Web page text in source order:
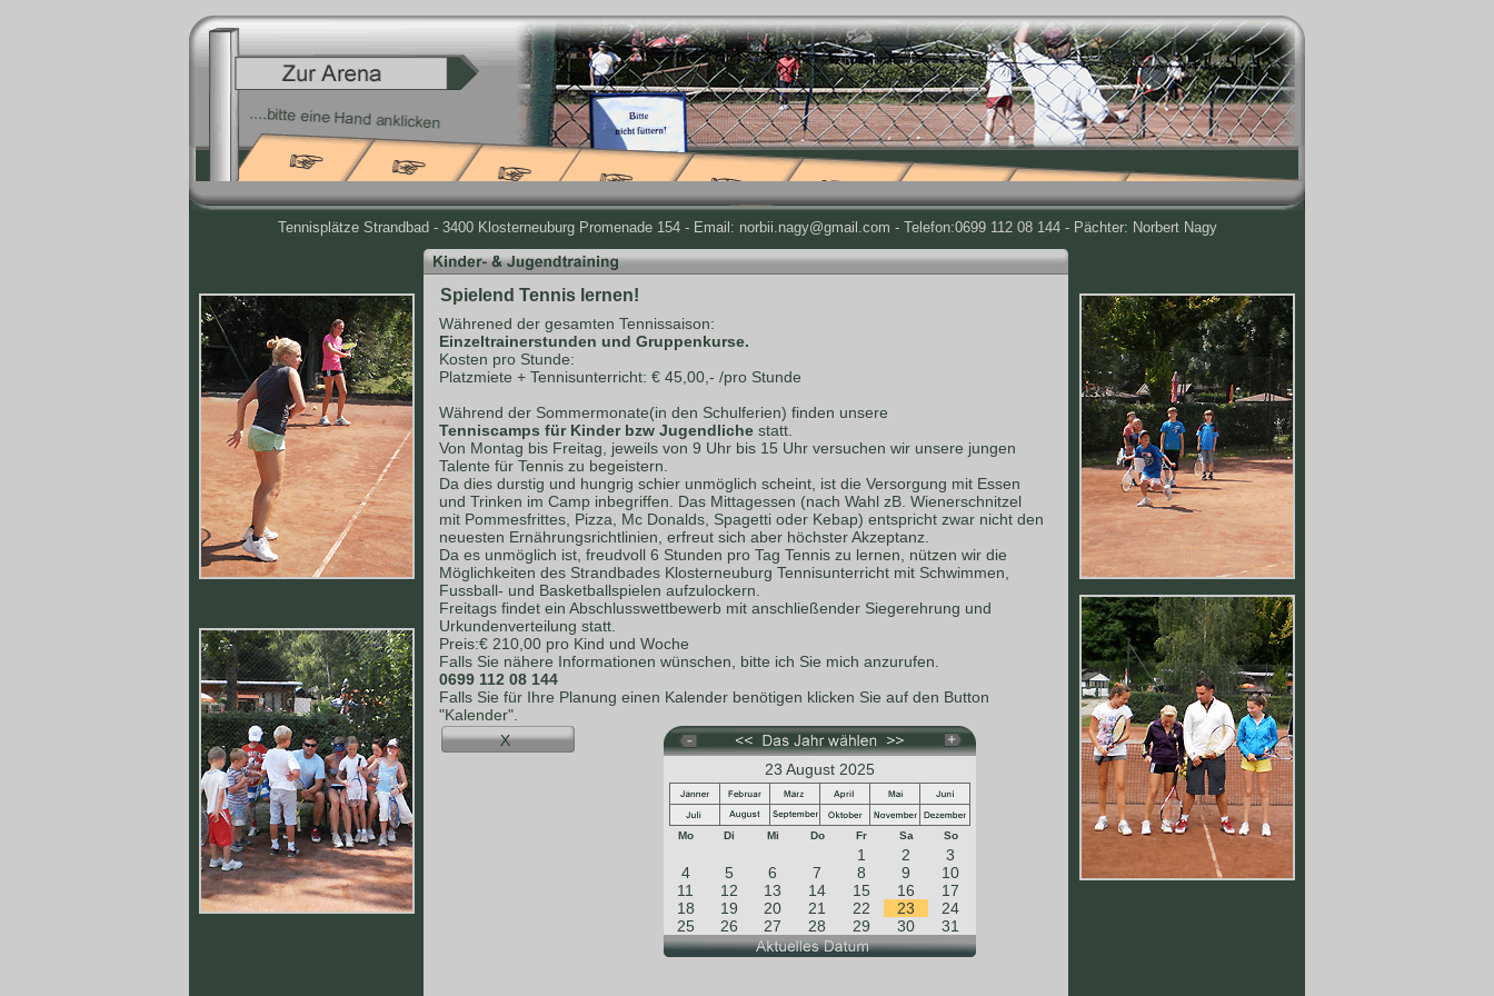
Tennisplätze Strandbad - 3400 Klosterneuburg Promenade 154 - Email: norbii.nagy@gmail.com - Telefon:0699 112 08 144 - Pächter: Norbert Nagy
Spielend Tennis lernen!
Währened der gesamten Tennissaison:
Einzeltrainerstunden und Gruppenkurse.
Kosten pro Stunde:
Platzmiete + Tennisunterricht: € 45,00,- /pro Stunde
Während der Sommermonate(in den Schulferien) finden unsere
Tenniscamps für Kinder bzw Jugendliche statt.
Von Montag bis Freitag, jeweils von 9 Uhr bis 15 Uhr versuchen wir unsere jungen
Talente für Tennis zu begeistern.
Da dies durstig und hungrig schier unmöglich scheint, ist die Versorgung mit Essen
und Trinken im Camp inbegriffen. Das Mittagessen (nach Wahl zB. Wienerschnitzel
mit Pommesfrittes, Pizza, Mc Donalds, Spagetti oder Kebap) entspricht zwar nicht den
neuesten Ernährungsrichtlinien, erfreut sich aber höchster Akzeptanz.
Da es unmöglich ist, freudvoll 6 Stunden pro Tag Tennis zu lernen, nützen wir die
Möglichkeiten des Strandbades Klosterneuburg Tennisunterricht mit Schwimmen,
Fussball- und Basketballspielen aufzulockern.
Freitags findet ein Abschlusswettbewerb mit anschließender Siegerehrung und
Urkundenverteilung statt.
Preis:€ 210,00 pro Kind und Woche
Falls Sie nähere Informationen wünschen, bitte ich Sie mich anzurufen.
0699 112 08 144
Falls Sie für Ihre Planung einen Kalender benötigen klicken Sie auf den Button
"Kalender".
23 August 2025
Mo Di Mi Do Fr Sa So
1 2
3
4
5 6 7 8 9
10
11
12 13 14 15 16
17
18
19 20 21 22 23
24
25
26 27 28 29 30 31